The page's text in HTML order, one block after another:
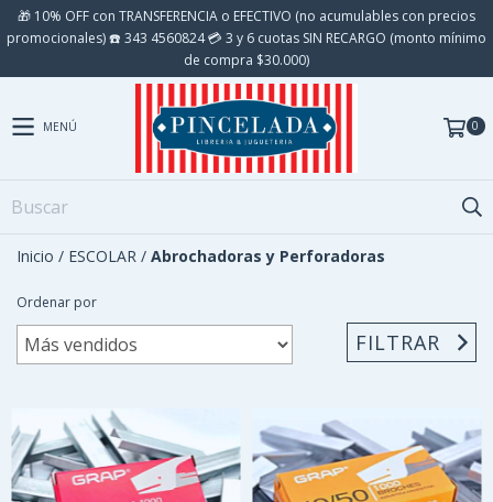
🎁 10% OFF con TRANSFERENCIA o EFECTIVO (no acumulables con precios
promocionales) ☎️ 343 4560824 💳 3 y 6 cuotas SIN RECARGO (monto mínimo
de compra $30.000)
MENÚ 0
Inicio / ESCOLAR / Abrochadoras y Perforadoras
Ordenar por
FILTRAR